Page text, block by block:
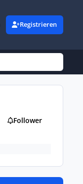
Registrieren
Follower